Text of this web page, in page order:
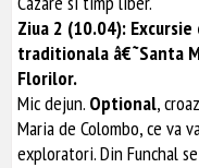
Ziua 2 (10.04):
traditionala â€˜Santa
Florilor.
Mic dejun. Optional,
Maria de Colombo, ce va
exploratori. Din Funchal